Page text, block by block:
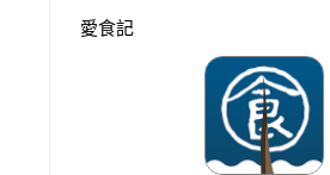
愛食記